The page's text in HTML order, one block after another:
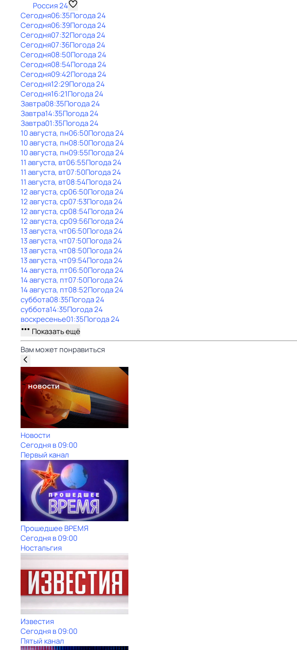
Россия 24
Сегодня06:35Погода 24
Сегодня06:39Погода 24
Сегодня07:32Погода 24
Сегодня07:36Погода 24
Сегодня08:50Погода 24
Сегодня08:54Погода 24
Сегодня09:42Погода 24
Сегодня12:29Погода 24
Сегодня16:21Погода 24
Завтра08:35Погода 24
Завтра14:35Погода 24
Завтра01:35Погода 24
10 августа, пн06:50Погода 24
10 августа, пн08:50Погода 24
10 августа, пн09:55Погода 24
11 августа, вт06:55Погода 24
11 августа, вт07:50Погода 24
11 августа, вт08:54Погода 24
12 августа, ср06:50Погода 24
12 августа, ср07:53Погода 24
12 августа, ср08:54Погода 24
12 августа, ср09:56Погода 24
13 августа, чт06:50Погода 24
13 августа, чт07:50Погода 24
13 августа, чт08:50Погода 24
13 августа, чт09:54Погода 24
14 августа, пт06:50Погода 24
14 августа, пт07:50Погода 24
14 августа, пт08:52Погода 24
суббота08:35Погода 24
суббота14:35Погода 24
воскресенье01:35Погода 24
Показать ещё
Вам может понравиться
Новости
Сегодня в 09:00
Первый канал
Прошедшее ВРЕМЯ
Сегодня в 09:00
Ностальгия
Известия
Сегодня в 09:00
Пятый канал